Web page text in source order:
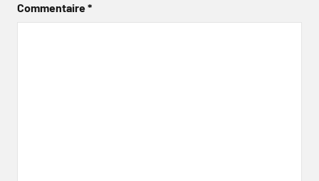
Commentaire*